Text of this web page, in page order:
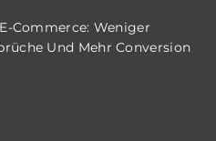
Commerce: Weniger
Und Mehr Conversion